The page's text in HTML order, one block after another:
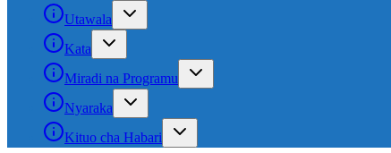
Utawala
Kata
Miradi na Programu
Nyaraka
Kituo cha Habari